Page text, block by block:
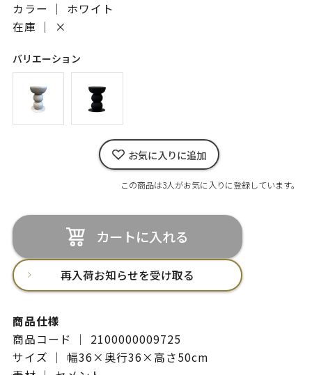
カラー ｜ ホワイト
在庫 ｜
×
バリエーション
お気に入りに追加
この商品は3人がお気に入りに登録しています。
カートに入れる
再入荷お知らせを受け取る
商品仕様
商品コード ｜ 2100000009725
サイズ ｜ 幅36×奥行36×高さ50cm